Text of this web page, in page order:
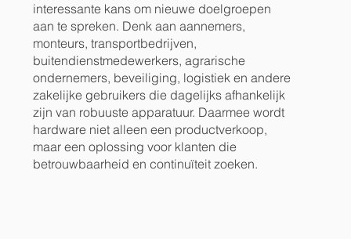
interessante kans om nieuwe doelgroepen
aan te spreken. Denk aan aannemers,
monteurs, transportbedrijven,
buitendienstmedewerkers, agrarische
ondernemers, beveiliging, logistiek en andere
zakelijke gebruikers die dagelijks afhankelijk
zijn van robuuste apparatuur. Daarmee wordt
hardware niet alleen een productverkoop,
maar een oplossing voor klanten die
betrouwbaarheid en continuïteit zoeken.